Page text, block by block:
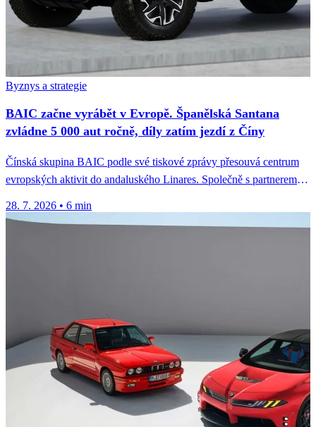
Byznys a strategie
BAIC začne vyrábět v Evropě. Španělská Santana
zvládne 5 000 aut ročně, díly zatím jezdí z Číny
Čínská skupina BAIC podle své tiskové zprávy přesouvá centrum
evropských aktivit do andaluského Linares. Společně s partnerem
28. 7. 2026 • 6 min